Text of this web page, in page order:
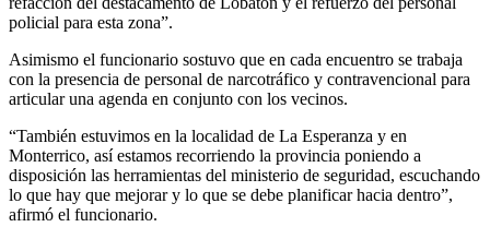
policial para esta zona”.
Asimismo el funcionario sostuvo que en cada encuentro se trabaja
con la presencia de personal de narcotráfico y contravencional para
articular una agenda en conjunto con los vecinos.
“También estuvimos en la localidad de La Esperanza y en
Monterrico, así estamos recorriendo la provincia poniendo a
disposición las herramientas del ministerio de seguridad, escuchando
lo que hay que mejorar y lo que se debe planificar hacia dentro”,
afirmó el funcionario.